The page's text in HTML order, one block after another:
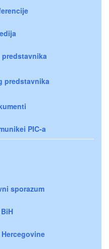
predstavnika
PIC-a
sporazum